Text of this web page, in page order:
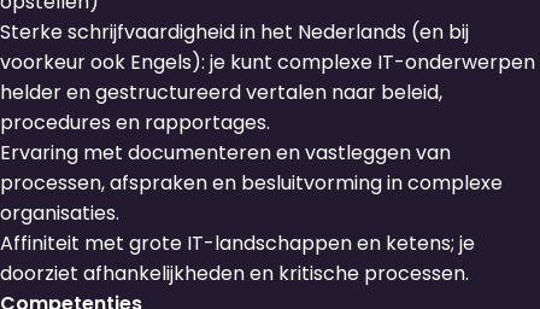
Sterke schrijfvaardigheid in het Nederlands (en bij
voorkeur ook Engels): je kunt complexe IT-onderwerpen
helder en gestructureerd vertalen naar beleid,
procedures en rapportages.
Ervaring met documenteren en vastleggen van
processen, afspraken en besluitvorming in complexe
organisaties.
Affiniteit met grote IT-landschappen en ketens; je
doorziet afhankelijkheden en kritische processen.